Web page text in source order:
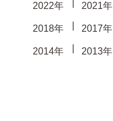
2022年 2021年
2018年 2017年
2014年 2013年